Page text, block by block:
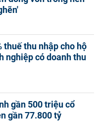
thuế thu nhập cho hộ
nghiệp có doanh thu
gần 500 triệu cổ
gần 77.800 tỷ